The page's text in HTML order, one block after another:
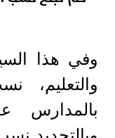
وفي هذا
والتعليم،
بالمدارس